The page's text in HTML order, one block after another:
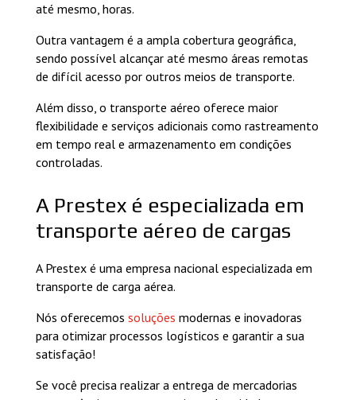
até mesmo, horas.
Outra vantagem é a ampla cobertura geográfica,
sendo possível alcançar até mesmo áreas remotas
de difícil acesso por outros meios de transporte.
Além disso, o transporte aéreo oferece maior
flexibilidade e serviços adicionais como rastreamento
em tempo real e armazenamento em condições
controladas.
A Prestex é especializada em
transporte aéreo de cargas
A Prestex é uma empresa nacional especializada em
transporte de carga aérea.
Nós oferecemos soluções modernas e inovadoras
para otimizar processos logísticos e garantir a sua
satisfação!
Se você precisa realizar a entrega de mercadorias